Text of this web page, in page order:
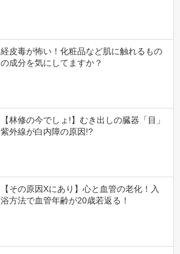
経皮毒が怖い！化粧品など肌に触れるもの
の成分を気にしてますか？
【林修の今でしょ!】むき出しの臓器「目」
紫外線が白内障の原因!?
【その原因Xにあり】心と血管の老化！入
浴方法で血管年齢が20歳若返る！